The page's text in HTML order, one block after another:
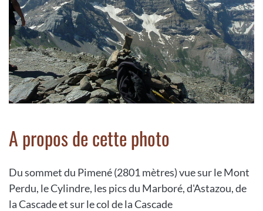
A propos de cette photo
Du sommet du Pimené (2801 mètres) vue sur le Mont
Perdu, le Cylindre, les pics du Marboré, d'Astazou, de
la Cascade et sur le col de la Cascade